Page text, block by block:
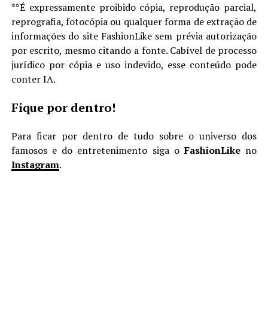
**É expressamente proibido cópia, reprodução parcial,
reprografia, fotocópia ou qualquer forma de extração de
informações do site FashionLike sem prévia autorização
por escrito, mesmo citando a fonte. Cabível de processo
jurídico por cópia e uso indevido, esse conteúdo pode
conter IA.
Fique por dentro!
Para ficar por dentro de tudo sobre o universo dos
famosos e do entretenimento siga oFashionLike no
Instagram.